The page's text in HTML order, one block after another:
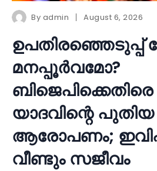
By admin August 6, 2026
ഉപതിരഞ്ഞെടുപ്പ്
മനപ്പൂർവമോ?
യാദവിന്റെ പുതിയ
ആരോപണം;
വീണ്ടും സജീവം